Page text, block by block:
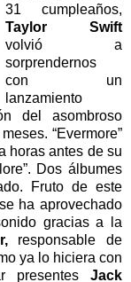
31 cumpleaños,
Taylor Swift
volvió a
sorprendernos
con un
lanzamiento
del asombroso
“Evermore”
horas antes de su
Dos álbumes
Fruto de este
ha aprovechado
gracias a la
responsable de
ya lo hiciera con
presentes Jack